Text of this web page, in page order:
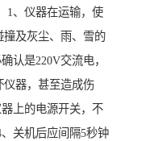
1、仪器在运输，使
撞及灰尘、雨、雪的
认是220V交流电，
仪器，甚至造成伤
上的电源开关，不
关机后应间隔5秒钟